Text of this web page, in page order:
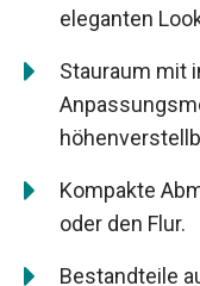
eleganten
Stauraum mit
Kompakte
oder den Flur.
Bestandteile